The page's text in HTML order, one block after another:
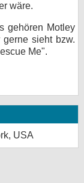
wäre.
gehören Motley
sieht bzw.
Me".
USA